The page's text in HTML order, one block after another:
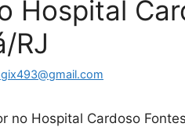
Hospital
RJ
no Hospital Cardoso